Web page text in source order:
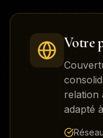
Votre
relation
adapté